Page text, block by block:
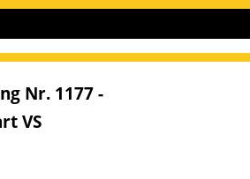
Nr. 1177 -
VS